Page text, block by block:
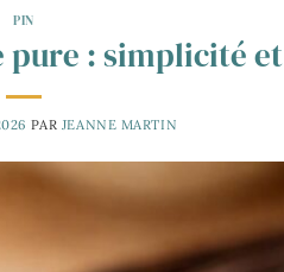
PIN
pure : simplicité
PAR JEANNE MARTIN